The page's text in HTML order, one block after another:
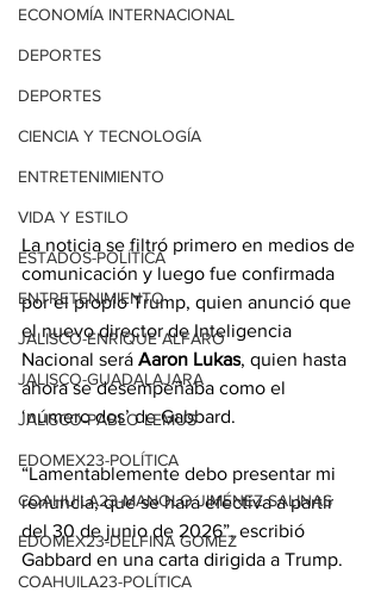
ECONOMÍA INTERNACIONAL
DEPORTES
DEPORTES
CIENCIA Y TECNOLOGÍA
ENTRETENIMIENTO
VIDA Y ESTILO
ESTADOS-POLÍTICA
ENTRETENIMIENTO
JALISCO-ENRIQUE ALFARO
JALISCO-GUADALAJARA
JALISCO-PABLO LEMUS
EDOMEX23-POLÍTICA
COAHUILA23-MANOLO JIMÉNEZ SALINAS
EDOMEX23-DELFINA GÓMEZ
COAHUILA23-POLÍTICA
La noticia se filtró primero en medios de
comunicación y luego fue confirmada
por el propio Trump, quien anunció que
el nuevo director de Inteligencia
Nacional será Aaron Lukas, quien hasta
ahora se desempeñaba como el
‘número dos’ de Gabbard.
“Lamentablemente debo presentar mi
renuncia, que se hará efectiva a partir
del 30 de junio de 2026”, escribió
Gabbard en una carta dirigida a Trump.